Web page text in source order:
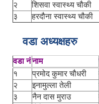
२
शिसवा स्वास्थ्य चौकी
३
हरदौना स्वास्थ्य चौकी
वडा अध्यक्षहरु
वडा नंनाम
१
प्रमोद कुमार चौधरी
२
इनामुल्ला तेली
३
नैन दास मुराउ